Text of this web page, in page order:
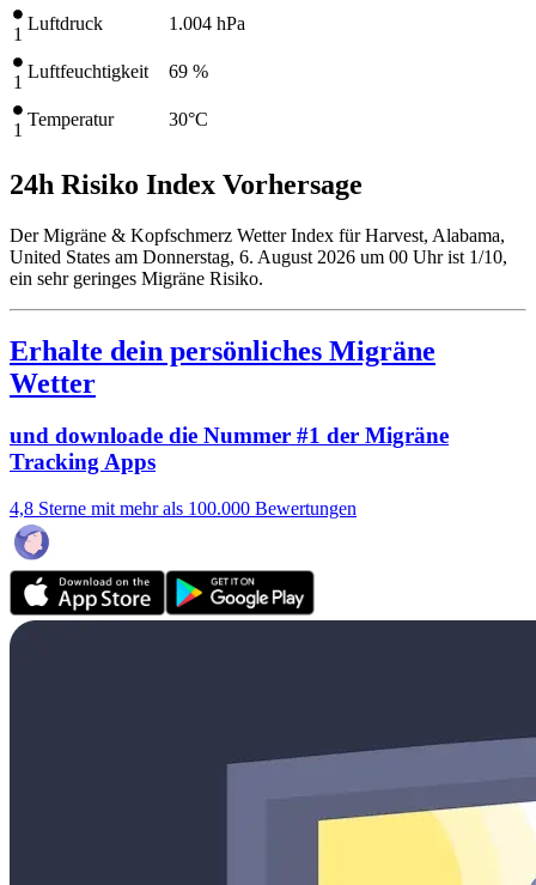
1
Luftdruck 1.004 hPa
1
Luftfeuchtigkeit 69 %
1
Temperatur 30°C
24h Risiko Index Vorhersage
Der Migräne & Kopfschmerz Wetter Index für Harvest, Alabama,
United States am Donnerstag, 6. August 2026 um 00 Uhr ist 1/10,
ein sehr geringes Migräne Risiko.
Erhalte dein persönliches Migräne
Wetter
und downloade die Nummer #1 der Migräne
Tracking Apps
4,8 Sterne mit mehr als 100.000 Bewertungen